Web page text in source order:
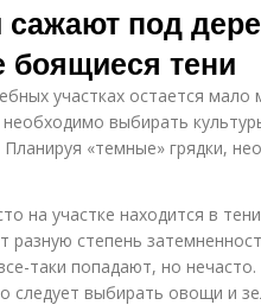
сажают под
боящиеся тени
участках остается
выбирать
«темные» грядки,
на участке находится в
разную степень
таки попадают, но нечасто.
следует выбирать овощи и